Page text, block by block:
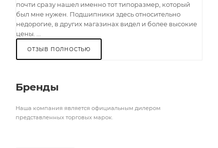
почти сразу нашел именно тот типоразмер, который
был мне нужен. Подшипники здесь относительно
недорогие, в других магазинах видел и более высокие
цены. ...
ОТЗЫВ ПОЛНОСТЬЮ
Бренды
Наша компания является официальным дилером
представленных торговых марок.